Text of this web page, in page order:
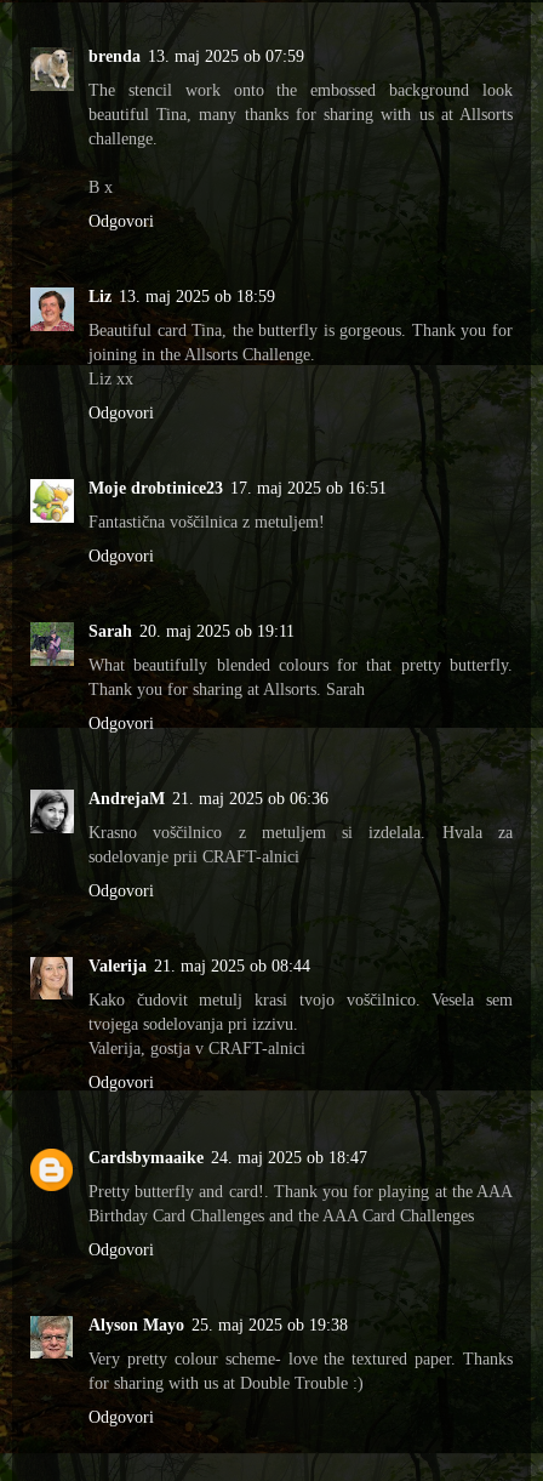
brenda 13. maj 2025 ob 07:59
The stencil work onto the embossed background look
beautiful Tina, many thanks for sharing with us at Allsorts
challenge.
B x
Odgovori
Liz 13. maj 2025 ob 18:59
Beautiful card Tina, the butterfly is gorgeous. Thank you for
joining in the Allsorts Challenge.
Liz xx
Odgovori
Moje drobtinice23 17. maj 2025 ob 16:51
Fantastična voščilnica z metuljem!
Odgovori
Sarah 20. maj 2025 ob 19:11
What beautifully blended colours for that pretty butterfly.
Thank you for sharing at Allsorts. Sarah
Odgovori
AndrejaM 21. maj 2025 ob 06:36
Krasno voščilnico z metuljem si izdelala. Hvala za
sodelovanje prii CRAFT-alnici
Odgovori
Valerija 21. maj 2025 ob 08:44
Kako čudovit metulj krasi tvojo voščilnico. Vesela sem
tvojega sodelovanja pri izzivu.
Valerija, gostja v CRAFT-alnici
Odgovori
Cardsbymaaike 24. maj 2025 ob 18:47
Pretty butterfly and card!. Thank you for playing at the AAA
Birthday Card Challenges and the AAA Card Challenges
Odgovori
Alyson Mayo 25. maj 2025 ob 19:38
Very pretty colour scheme- love the textured paper. Thanks
for sharing with us at Double Trouble :)
Odgovori